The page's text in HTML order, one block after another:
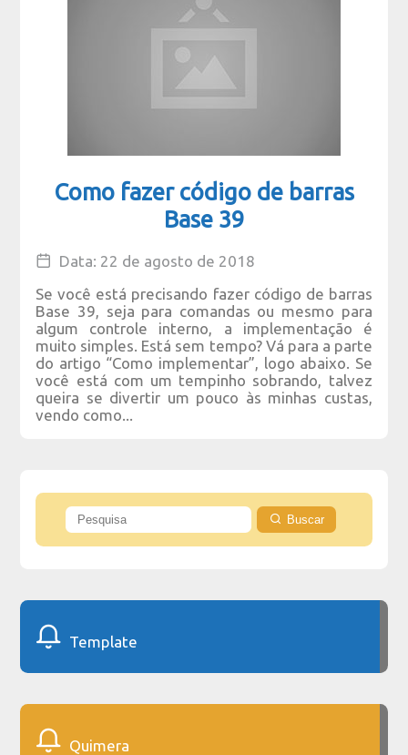
Como fazer código de barras
Base 39
Data: 22 de agosto de 2018
Se você está precisando fazer código de barras
Base 39, seja para comandas ou mesmo para
algum controle interno, a implementação é
muito simples. Está sem tempo? Vá para a parte
do artigo “Como implementar”, logo abaixo. Se
você está com um tempinho sobrando, talvez
queira se divertir um pouco às minhas custas,
vendo como...
Buscar
Template
Quimera